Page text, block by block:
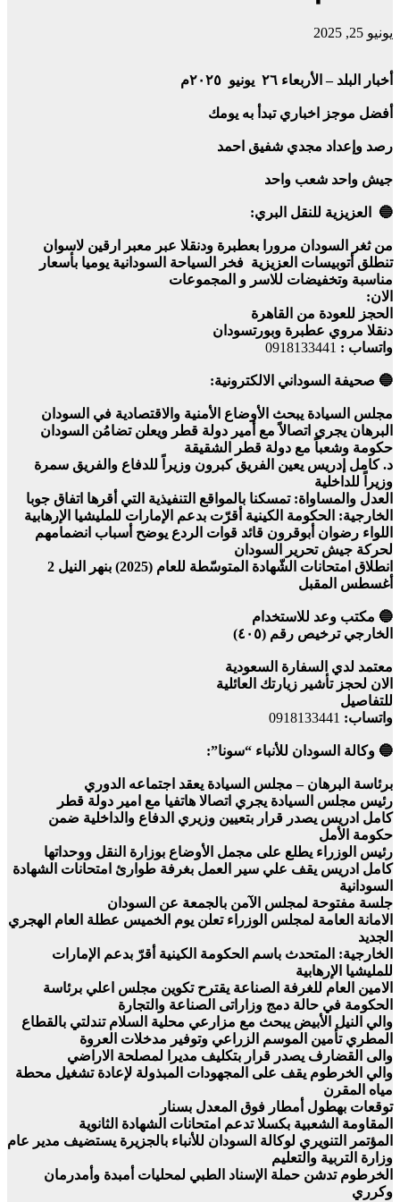
يونيو 25, 2025
أخبار البلد – الأربعاء ٢٦ يونيو ٢٠٢٥م
أفضل موجز اخباري تبدأ به يومك
رصد وإعداد مجدي شفيق احمد
جيش واحد شعب واحد
🔵 العزيزية للنقل البري:
من ثغر السودان مرورا بعطبرة ودنقلا عبر معبر ارقين لاسوان
تنطلق أتوبيسات العزيزية فخر السياحة السودانية يوميا بأسعار
مناسبة وتخفيضات للاسر و المجموعات
الان:
الحجز للعودة من القاهرة
دنقلا مروي عطبرة وبورتسودان
واتساب : 0918133441
🔵 صحيفة السوداني الالكترونية:
مجلس السيادة يبحث الأوضاع الأمنية والاقتصادية في السودان
البرهان يجري اتصالاً مع أمير دولة قطر ويعلن تضامُن السودان
حكومة وشعباً مع دولة قطر الشقيقة
د. كامل إدريس يعين الفريق كبرون وزيراً للدفاع والفريق سمرة
وزيراً للداخلية
العدل والمساواة: تمسكنا بالمواقع التنفيذية التي أقرها اتفاق جوبا
الخارجية: الحكومة الكينية أقرّت بدعم الإمارات للمليشيا الإرهابية
اللواء رضوان أبوقرون قائد قوات الردع يوضح أسباب انضمامهم
لحركة جيش تحرير السودان
انطلاق امتحانات الشّهادة المتوسّطة للعام (2025) بنهر النيل 2
أغسطس المقبل
🔵 مكتب وعد للاستخدام
الخارجي ترخيص رقم (٤٠٥)
معتمد لدي السفارة السعودية
الان لحجز تأشير زيارتك العائلية
للتفاصيل
واتساب: 0918133441
🔵 وكالة السودان للأنباء “سونا”:
برئاسة البرهان – مجلس السيادة يعقد اجتماعه الدوري
رئيس مجلس السيادة يجري اتصالا هاتفيا مع امير دولة قطر
كامل ادريس يصدر قرار بتعيين وزيري الدفاع والداخلية ضمن
حكومة الأمل
رئيس الوزراء يطلع على مجمل الأوضاع بوزارة النقل ووحداتها
كامل ادريس يقف علي سير العمل بغرفة طوارئ امتحانات الشهادة
السودانية
جلسة مفتوحة لمجلس الآمن بالجمعة عن السودان
الامانة العامة لمجلس الوزراء تعلن يوم الخميس عطلة العام الهجري
الجديد
الخارجية: المتحدث باسم الحكومة الكينية أقرّ بدعم الإمارات
للمليشيا الإرهابية
الامين العام للغرفة الصناعة يقترح تكوين مجلس اعلي برئاسة
الحكومة في حالة دمج وزاراتى الصناعة والتجارة
والي النيل الأبيض يبحث مع مزارعي محلية السلام تندلتي بالقطاع
المطري تأمين الموسم الزراعي وتوفير مدخلات العروة
والى القضارف يصدر قرار بتكليف مديرا لمصلحة الاراضي
والي الخرطوم يقف على المجهودات المبذولة لإعادة تشغيل محطة
مياه المقرن
توقعات بهطول أمطار فوق المعدل بسنار
المقاومة الشعبية بكسلا تدعم امتحانات الشهادة الثانوية
المؤتمر التنويري لوكالة السودان للأنباء بالجزيرة يستضيف مدير عام
وزارة التربية والتعليم
الخرطوم تدشن حملة الإسناد الطبي لمحليات أمبدة وأمدرمان
وكرري